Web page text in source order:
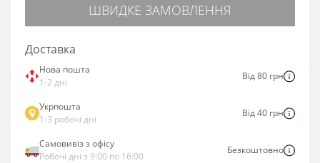
ШВИДКЕ ЗАМОВЛЕННЯ
Доставка
Нова пошта
1-2 дні
Від 80 грн
Укрпошта
1-3 робочі дні
Від 40 грн
Самовивіз з офісу
Робочі дні з 9:00 по 16:00
Безкоштовно